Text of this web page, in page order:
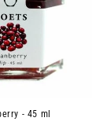
- 45 ml